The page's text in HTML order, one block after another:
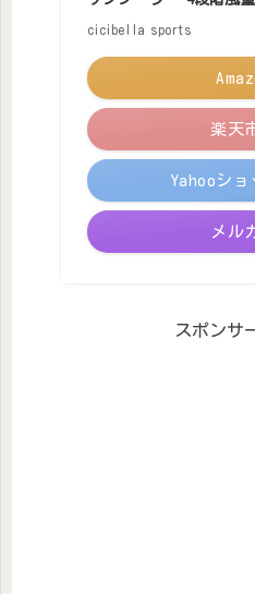
cicibella sports
楽天
Yahooショ
メル
スポンサ